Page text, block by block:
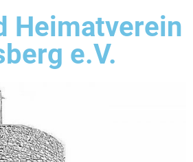
Heimatverein
e.V.